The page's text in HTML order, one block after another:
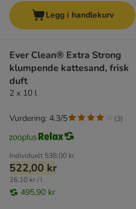
Legg i handlekurv
Ever Clean® Extra Strong
klumpende kattesand, frisk
duft
2 x 10 l
Individuelt 538,00 kr
522,00 kr
26,10 kr / l
495,90 kr
Vurdering: 4.3/5 (3)